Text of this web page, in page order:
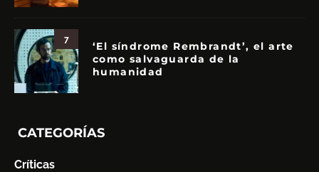
7
‘El síndrome Rembrandt’, el arte
como salvaguarda de la
humanidad
CATEGORÍAS
Críticas